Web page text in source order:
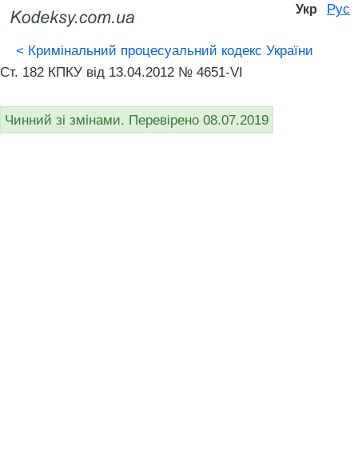
Укр Рус
< Кримінальний процесуальний кодекс України
Ст. 182 КПКУ від 13.04.2012 № 4651-VI
Чинний зі змінами. Перевірено 08.07.2019